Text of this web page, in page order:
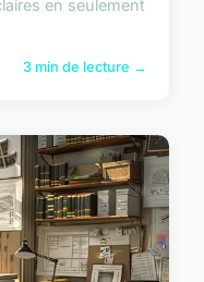
en seulement
3 min de lecture →